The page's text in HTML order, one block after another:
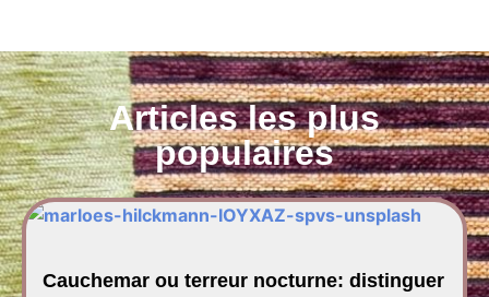
Articles les plus
populaires
Cauchemar ou terreur nocturne: distinguer